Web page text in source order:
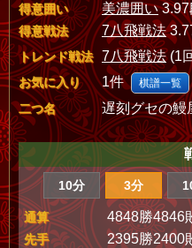
得意囲い 美濃囲い3.97
得意戦法 7八飛戦法
トレンド戦法 7八飛戦法(1
お気に入り 1件 棋譜一覧
二つ名 遅刻グセの鰻
10分 3分
通算 4848勝4846
先手 2395勝2400